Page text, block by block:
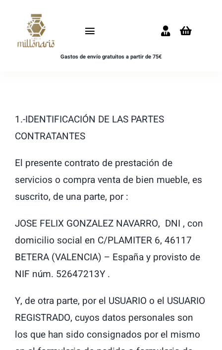
contenido
Toggle
Navigation
UNISEX
MUJER
LATTAFA
MARCAS
Gastos de envío gratuitos a partir de 75€
1.-IDENTIFICACIÓN DE LAS PARTES
CONTRATANTES
El presente contrato de prestación de
servicios o compra venta de bien mueble, es
suscrito, de una parte, por :
JOSE FELIX GONZALEZ NAVARRO, DNI , con
domicilio social en C/PLAMITER 6, 46117
BETERA (VALENCIA) – España y provisto de
NIF núm. 52647213Y .
Y, de otra parte, por el USUARIO o el USUARIO
REGISTRADO, cuyos datos personales son
los que han sido consignados por el mismo